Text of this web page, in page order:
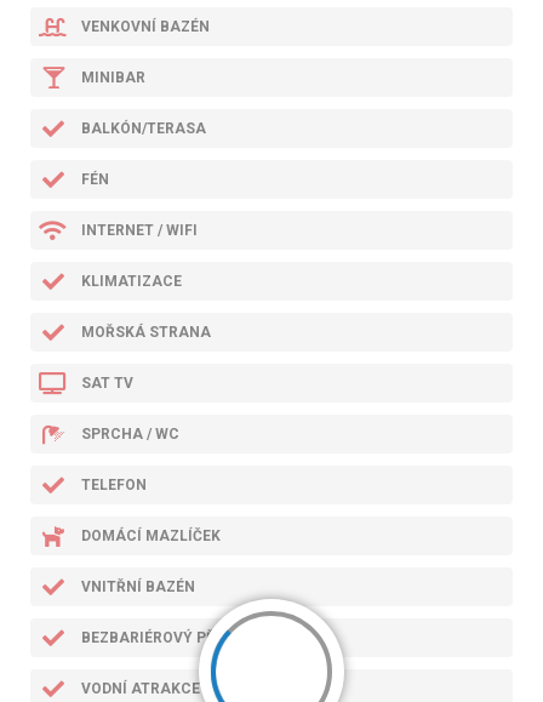
VENKOVNÍ BAZÉN
MINIBAR
BALKÓN/TERASA
FÉN
INTERNET / WIFI
KLIMATIZACE
MOŘSKÁ STRANA
SAT TV
SPRCHA / WC
TELEFON
DOMÁCÍ MAZLÍČEK
VNITŘNÍ BAZÉN
BEZBARIÉROVÝ PŘÍSTUP
VODNÍ ATRAKCE